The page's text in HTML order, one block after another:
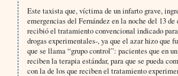
Este taxista que, víctima de un infarto grave,
emergencias del Fernández en la noche del 13
recibió el tratamiento convencional indicado
drogas experimentales-, ya que el azar hizo que
que se llama “grupo control”: pacientes que en
reciben la terapia estándar, para que se pueda
con la de los que reciben el tratamiento